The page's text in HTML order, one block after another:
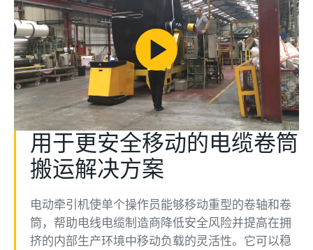
Play
Video
用于更安全移动的电缆卷筒
搬运解决方案
电动牵引机使单个操作员能够移动重型的卷轴和卷
筒，帮助电线电缆制造商降低安全风险并提高在拥
挤的内部生产环境中移动负载的灵活性。它可以稳